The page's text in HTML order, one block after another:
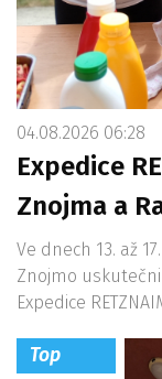
04.08.2026 06:28
Expedice
Znojma a
Ve dnech 13. až
Znojmo
Expedice
Top